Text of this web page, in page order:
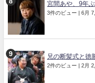
宮間あや、9年
3件のビュー | 6月
兄の断髪式と徳
2件のビュー | 2月